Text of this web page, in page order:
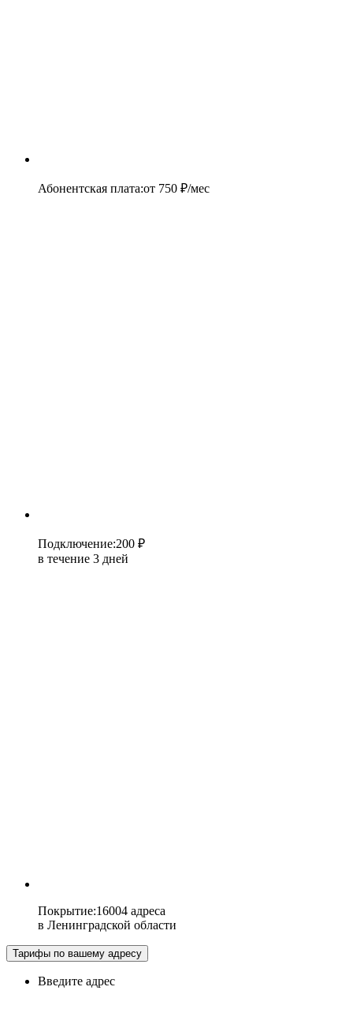
Абонентская плата:от 750 ₽/мес
Подключение:200 ₽
в течение 3 дней
Покрытие:16004 адреса
в Ленинградской области
Тарифы по вашему адресу
Введите адрес